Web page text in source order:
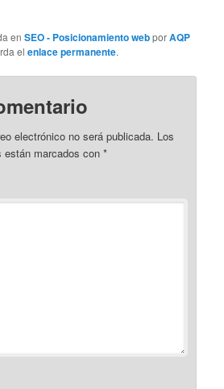
enSEO - Posicionamiento webporAQP
elenlace permanente.
electrónico no será publicada. Los
están marcados con*